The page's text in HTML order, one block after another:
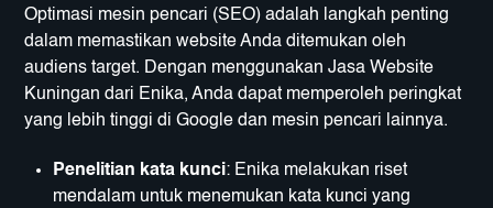
Optimasi mesin pencari (SEO) adalah langkah penting
dalam memastikan website Anda ditemukan oleh
audiens target. Dengan menggunakan Jasa Website
Kuningan dari Enika, Anda dapat memperoleh peringkat
yang lebih tinggi di Google dan mesin pencari lainnya.
Penelitian kata kunci: Enika melakukan riset
mendalam untuk menemukan kata kunci yang